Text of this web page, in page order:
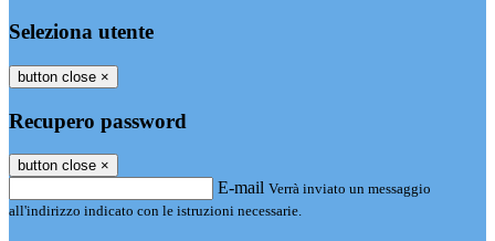
Seleziona utente
button close ×
Recupero password
button close ×
E-mail Verrà inviato un messaggio
all'indirizzo indicato con le istruzioni necessarie.